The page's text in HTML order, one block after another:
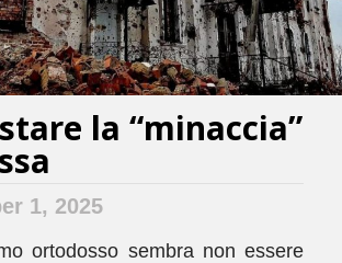
la “minaccia”
1, 2025
ortodosso sembra non essere